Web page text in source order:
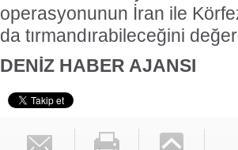
operasyonunun İran ile
da tırmandırabileceğini
DENİZ HABER AJANSI